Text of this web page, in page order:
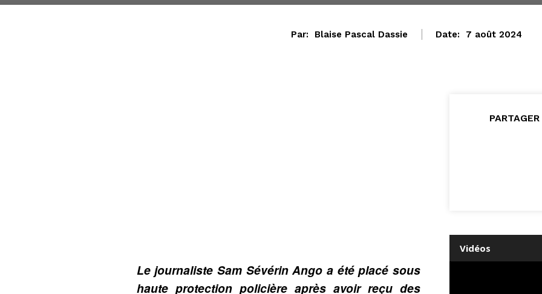
Par: Blaise Pascal Dassie Date: 7 août 2024
Le journaliste Sam Sévérin Ango a été placé sous
haute protection policière après avoir reçu des
PARTAGER
Vidéos